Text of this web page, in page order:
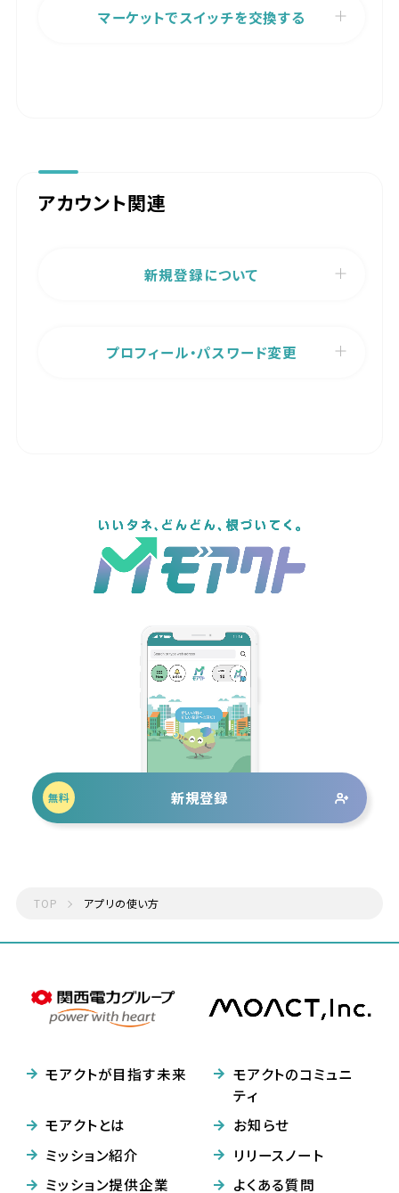
マーケットでスイッチを交換する
アカウント関連
新規登録について
プロフィール・パスワード変更
無料 新規登録
TOP アプリの使い方
モアクトが目指す未来
モアクトとは
ミッション紹介
ミッション提供企業
モアクトのコミュニ
ティ
お知らせ
リリースノート
よくある質問